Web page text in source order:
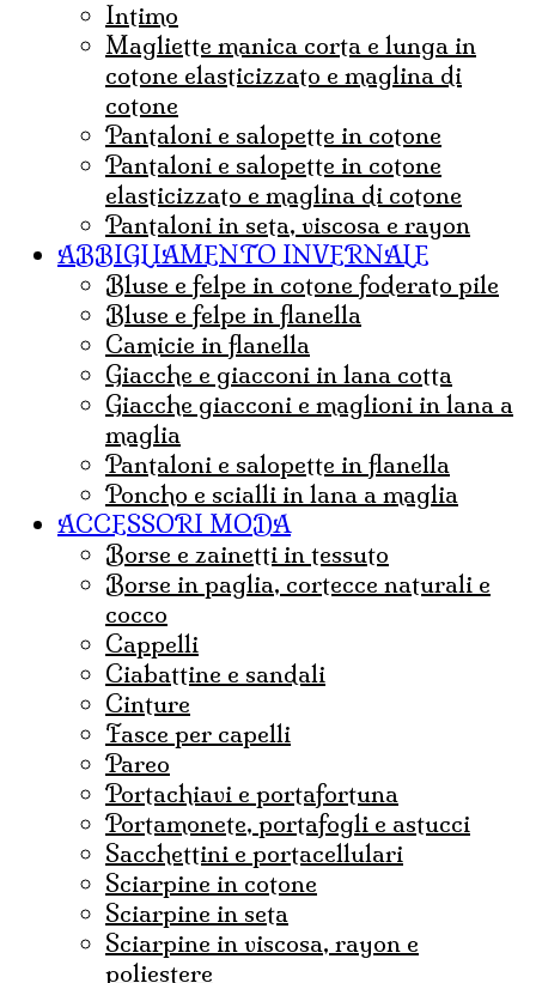
Intimo
magliette manica corta e lunga in
cotone elasticizzato e maglina di
cotone
pantaloni e salopette in cotone
Pantaloni e salopette in cotone
elasticizzato e maglina di cotone
Pantaloni in seta, viscosa e rayon
ABBIGLIAMENTO INVERNALE
Bluse e felpe in cotone foderato pile
Bluse e felpe in flanella
Camicie in flanella
Giacche e giacconi in lana cotta
Giacche giacconi e maglioni in lana a
maglia
Pantaloni e salopette in flanella
Poncho e scialli in lana a maglia
ACCESSORI MODA
borse e zainetti in tessuto
borse in paglia, cortecce naturali e
cocco
Cappelli
ciabattine e sandali
cinture
fasce per capelli
pareo
portachiavi e portafortuna
portamonete, portafogli e astucci
sacchettini e portacellulari
sciarpine in cotone
sciarpine in seta
sciarpine in viscosa, rayon e
poliestere